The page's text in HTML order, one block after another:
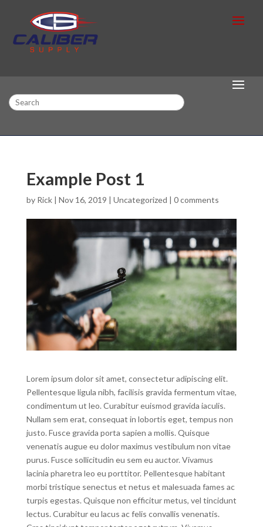
Search
Example Post 1
by Rick| Nov 16, 2019 | Uncategorized | 0 comments
Lorem ipsum dolor sit amet, consectetur adipiscing elit.
Pellentesque ligula nibh, facilisis gravida fermentum vitae,
condimentum ut leo. Curabitur euismod gravida iaculis.
Nullam sem erat, consequat in lobortis eget, tempus non
justo. Fusce gravida porta sapien a mollis. Quisque
venenatis augue eu dolor maximus vestibulum non vitae
purus. Fusce sollicitudin eu sem eu auctor. Vivamus
lacinia pharetra leo eu porttitor. Pellentesque habitant
morbi tristique senectus et netus et malesuada fames ac
turpis egestas. Quisque non efficitur metus, vel tincidunt
lectus. Curabitur eu lacus ac felis convallis venenatis.